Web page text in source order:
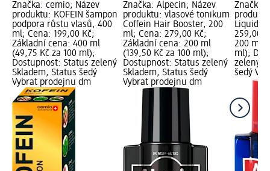
Značka: cemio; Název
produktu: KOFEIN šampon
podpora růstu vlasů, 400
ml; Cena: 199,00 Kč;
Základní cena: 400 ml
(49,75 Kč za 100 ml);
Dostupnost: Status zelený
Skladem, Status šedý
Vybrat prodejnu dm
Značka: Alpecin; Název
produktu: vlasové tonikum
Coffein Hair Booster, 200
ml; Cena: 279,00 Kč;
Základní cena: 200 ml
(139,50 Kč za 100 ml);
Dostupnost: Status zelený
Skladem, Status šedý
Vybrat prodejnu dm
Značka:
Liquid,
259,00
200 ml
ml);
zelený
šedý